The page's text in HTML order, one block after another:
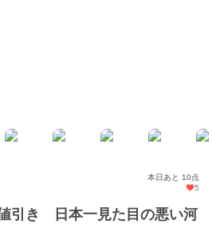
本日あと 10点
5
引き 日本一見た目の悪い河